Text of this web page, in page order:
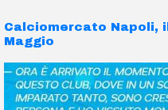
Calciomercato Napoli,
Maggio